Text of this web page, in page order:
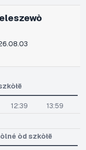
12:39
13:59
òd szkòłë